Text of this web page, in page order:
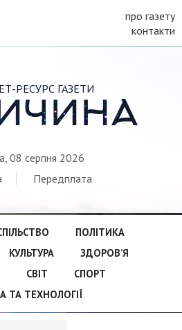
про газету
контакти
РЕСУРС ГАЗЕТИ
08 серпня 2026
Передплата
ПОЛІТИКА
КУЛЬТУРА
ЗДОРОВ’Я
СВІТ
СПОРТ
ТА ТЕХНОЛОГІЇ